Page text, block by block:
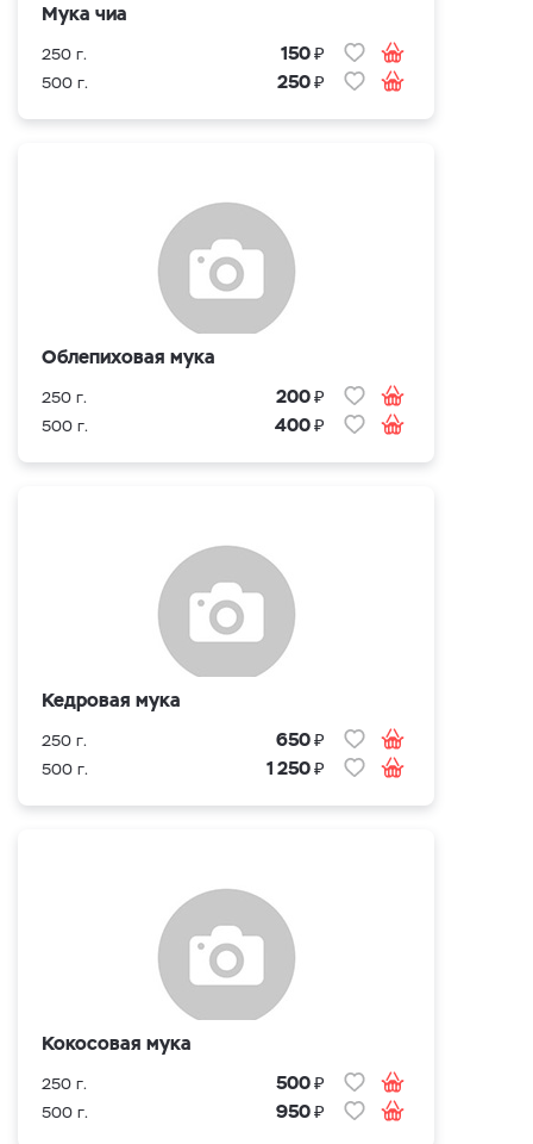
Мука чиа
250 г. 150₽
500 г. 250₽
Облепиховая мука
250 г. 200₽
500 г. 400₽
Кедровая мука
250 г. 650₽
500 г. 1 250₽
Кокосовая мука
250 г. 500₽
500 г. 950₽